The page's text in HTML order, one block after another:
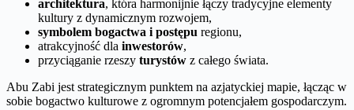
architektura, która harmonijnie łączy tradycyjne elementy
kultury z dynamicznym rozwojem,
symbolem bogactwa i postępu regionu,
atrakcyjność dla inwestorów,
przyciąganie rzeszy turystów z całego świata.
Abu Zabi jest strategicznym punktem na azjatyckiej mapie, łącząc w
sobie bogactwo kulturowe z ogromnym potencjałem gospodarczym.